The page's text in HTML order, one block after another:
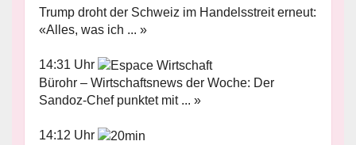
Trump droht der Schweiz im Handelsstreit erneut:
«Alles, was ich ... »
14:31 Uhr
Bürohr – Wirtschaftsnews der Woche: Der
Sandoz-Chef punktet mit ... »
14:12 Uhr